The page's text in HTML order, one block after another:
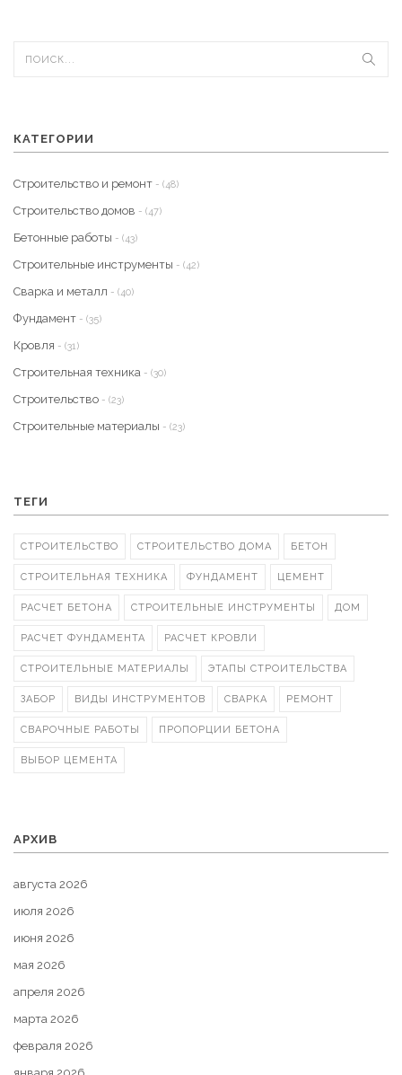
КАТЕГОРИИ
Строительство и ремонт - (48)
Строительство домов - (47)
Бетонные работы - (43)
Строительные инструменты - (42)
Сварка и металл - (40)
Фундамент - (35)
Кровля - (31)
Строительная техника - (30)
Строительство - (23)
Строительные материалы - (23)
ТЕГИ
СТРОИТЕЛЬСТВО СТРОИТЕЛЬСТВО ДОМА БЕТОН
СТРОИТЕЛЬНАЯ ТЕХНИКА ФУНДАМЕНТ ЦЕМЕНТ
РАСЧЕТ БЕТОНА СТРОИТЕЛЬНЫЕ ИНСТРУМЕНТЫ ДОМ
РАСЧЕТ ФУНДАМЕНТА РАСЧЕТ КРОВЛИ
СТРОИТЕЛЬНЫЕ МАТЕРИАЛЫ ЭТАПЫ СТРОИТЕЛЬСТВА
ЗАБОР ВИДЫ ИНСТРУМЕНТОВ СВАРКА РЕМОНТ
СВАРОЧНЫЕ РАБОТЫ ПРОПОРЦИИ БЕТОНА
ВЫБОР ЦЕМЕНТА
АРХИВ
августа 2026
июля 2026
июня 2026
мая 2026
апреля 2026
марта 2026
февраля 2026